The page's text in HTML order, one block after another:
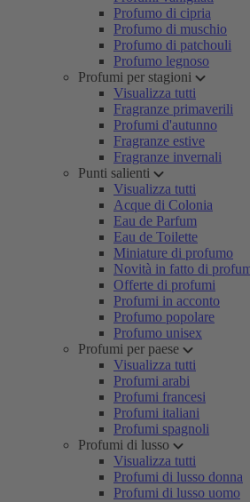
Profumo di cipria
Profumo di muschio
Profumo di patchouli
Profumo legnoso
Profumi per stagioni
Visualizza tutti
Fragranze primaverili
Profumi d'autunno
Fragranze estive
Fragranze invernali
Punti salienti
Visualizza tutti
Acque di Colonia
Eau de Parfum
Eau de Toilette
Miniature di profumo
Novità in fatto di
Offerte di profumi
Profumi in acconto
Profumo popolare
Profumo unisex
Profumi per paese
Visualizza tutti
Profumi arabi
Profumi francesi
Profumi italiani
Profumi spagnoli
Profumi di lusso
Visualizza tutti
Profumi di lusso donna
Profumi di lusso uomo